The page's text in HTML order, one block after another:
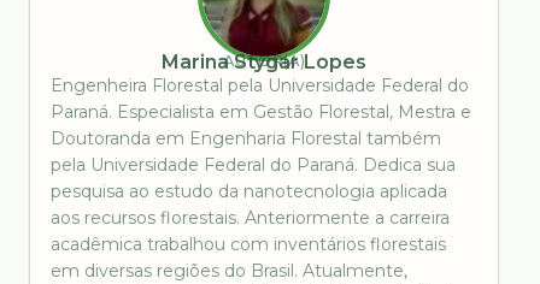
AUTOR(A)
Marina Stygar Lopes
Engenheira Florestal pela Universidade Federal do
Paraná. Especialista em Gestão Florestal, Mestra e
Doutoranda em Engenharia Florestal também
pela Universidade Federal do Paraná. Dedica sua
pesquisa ao estudo da nanotecnologia aplicada
aos recursos florestais. Anteriormente a carreira
acadêmica trabalhou com inventários florestais
em diversas regiões do Brasil. Atualmente,